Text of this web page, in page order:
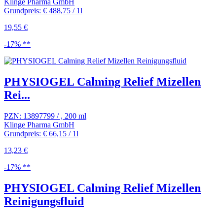
Klinge Pharma GmbH
Grundpreis: € 488,75 / 1l
19,55 €
-17% **
PHYSIOGEL Calming Relief Mizellen
Rei...
PZN: 13897799 / , 200 ml
Klinge Pharma GmbH
Grundpreis: € 66,15 / 1l
13,23 €
-17% **
PHYSIOGEL Calming Relief Mizellen
Reinigungsfluid